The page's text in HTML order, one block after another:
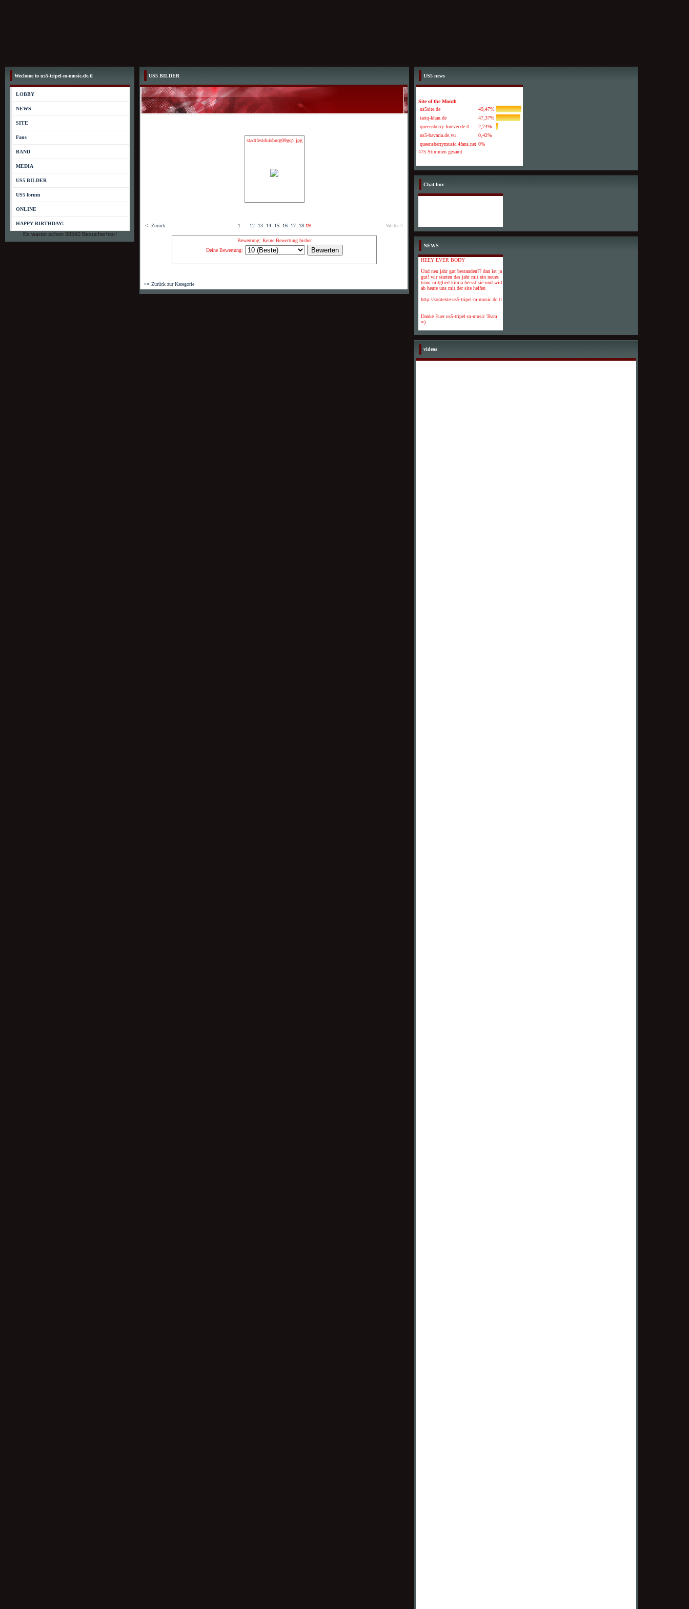
Weclome to us5-tripel-m-music.de.tl
LOBBY
NEWS
SITE
Fans
BAND
MEDIA
US5 BILDER
US5 forum
ONLINE
HAPPY BIRTHDAY! ­
Es waren schon 99560 Besucherhier!
US5 BILDER
stadtfestduisburg09gq1.jpg
<- Zurück 1 12 13 14 15 16 17 18 19 Weiter->
Bewertung: Keine Bewertung bisher
Deine Bewertung:
<= Zurück zur Kategorie
US5 news
Site of the Month
us5site.de
49,47%
tariq-khan.de
47,37%
queensberry-forever.de.tl
2,74%
us5-bavaria.de.vu
0,42%
queensberrymusic.4fans.net 0%
475 Stimmen gesamt
Chat box
NEWS
HEEY EVER BODY
Und neu jahr gut bestanden?? dan ist ja
gut! wir starten das jahr mit ein neues
team mitglied kimia heisst sie und wirt
ab heute uns mit der site helfen
http://sontexte-us5-tripel-m-music.de.tl
Danke Euer us5-tripel-m-music Team
=)
videos